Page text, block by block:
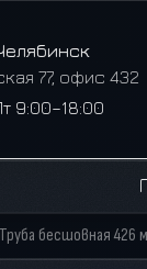
77, офис 432
9:00–18:00
Труба бесшовная 426